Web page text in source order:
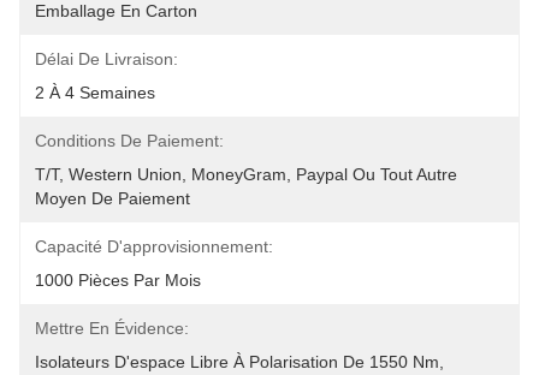
Emballage En Carton
Délai De Livraison:
2 À 4 Semaines
Conditions De Paiement:
T/T, Western Union, MoneyGram, Paypal Ou Tout Autre
Moyen De Paiement
Capacité D'approvisionnement:
1000 Pièces Par Mois
Mettre En Évidence:
Isolateurs D'espace Libre À Polarisation De 1550 Nm